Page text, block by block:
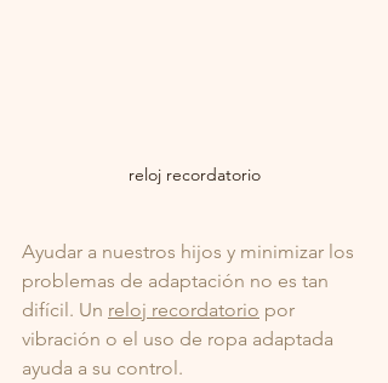
reloj recordatorio
Ayudar a nuestros hijos y minimizar los
problemas de adaptación no es tan
difícil. Un reloj recordatorio por
vibración o el uso de ropa adaptada
ayuda a su control.